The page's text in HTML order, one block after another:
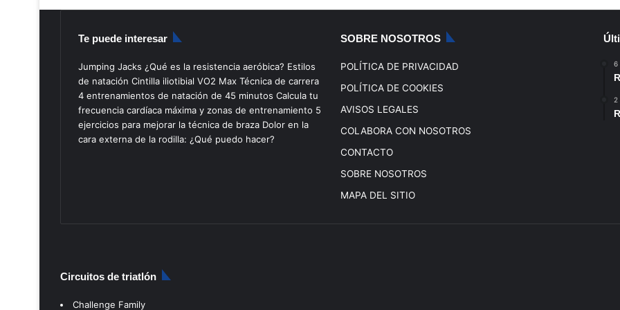
Te puede interesar
Jumping Jacks ¿Qué es la resistencia aeróbica? Estilos
de natación Cintilla iliotibial VO2 Max Técnica de carrera
4 entrenamientos de natación de 45 minutos Calcula tu
frecuencia cardíaca máxima y zonas de entrenamiento 5
ejercicios para mejorar la técnica de braza Dolor en la
cara externa de la rodilla: ¿Qué puedo hacer?
SOBRE NOSOTROS
POLÍTICA DE PRIVACIDAD
POLÍTICA DE COOKIES
AVISOS LEGALES
COLABORA CON NOSOTROS
CONTACTO
SOBRE NOSOTROS
MAPA DEL SITIO
6
2
Circuitos de triatlón
Challenge Family